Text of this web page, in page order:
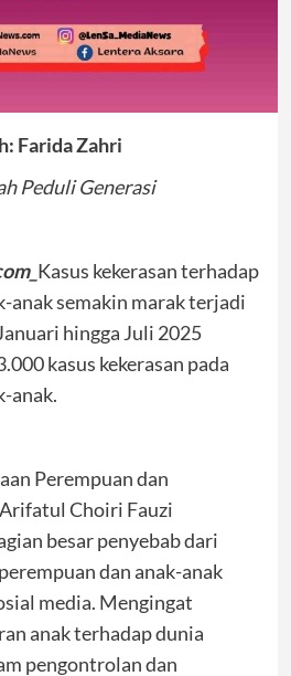
Farida Zahri
Peduli Generasi
Kasus kekerasan terhadap
anak semakin marak terjadi
hingga Juli 2025
kasus kekerasan pada
anak.
Perempuan dan
Choiri Fauzi
besar penyebab dari
dan anak-anak
media. Mengingat
anak terhadap dunia
pengontrolan dan